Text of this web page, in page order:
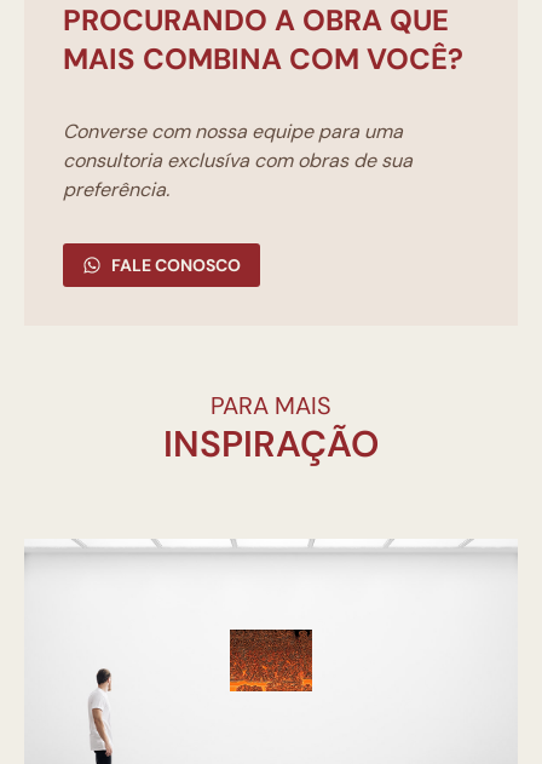
PROCURANDO A OBRA QUE
MAIS COMBINA COM VOCÊ?
Converse com nossa equipe para uma
consultoria exclusíva com obras de sua
preferência.
FALE CONOSCO
PARA MAIS
INSPIRAÇÃO